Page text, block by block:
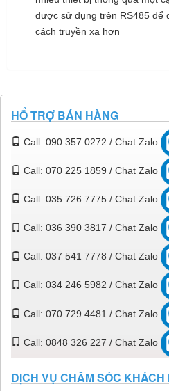
được sử dụng trên RS485 để
cách truyền xa hơn
HỔ TRỢ BÁN HÀNG
Call: 090 357 0272 / Chat Zalo
Call: 070 225 1859 / Chat Zalo
Call: 035 726 7775 / Chat Zalo
Call: 036 390 3817 / Chat Zalo
Call: 037 541 7778 / Chat Zalo
Call: 034 246 5982 / Chat Zalo
Call: 070 729 4481 / Chat Zalo
Call: 0848 326 227 / Chat Zalo
DỊCH VỤ CHĂM SÓC KHÁCH